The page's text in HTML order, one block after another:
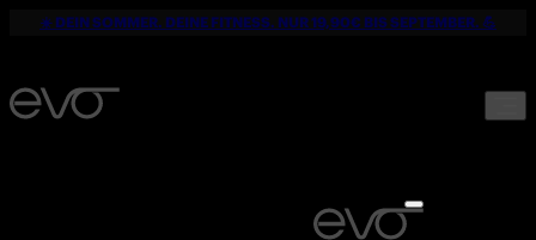
☀️ DEIN SOMMER. DEINE FITNESS. NUR 19,90€ BIS SEPTEMBER. 💪